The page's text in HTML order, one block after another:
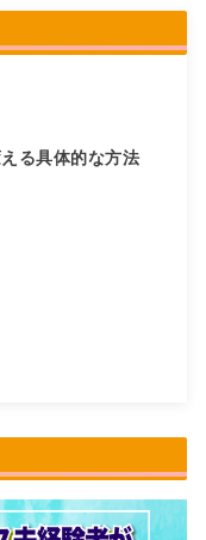
る具体的な方法